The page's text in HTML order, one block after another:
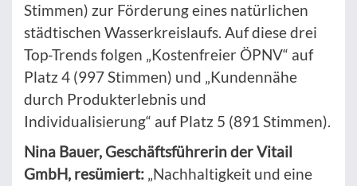
Stimmen) zur Förderung eines natürlichen
städtischen Wasserkreislaufs. Auf diese drei
Top-Trends folgen „Kostenfreier ÖPNV“ auf
Platz 4 (997 Stimmen) und „Kundennähe
durch Produkterlebnis und
Individualisierung“ auf Platz 5 (891 Stimmen).
Nina Bauer, Geschäftsführerin der Vitail
GmbH, resümiert: „Nachhaltigkeit und eine